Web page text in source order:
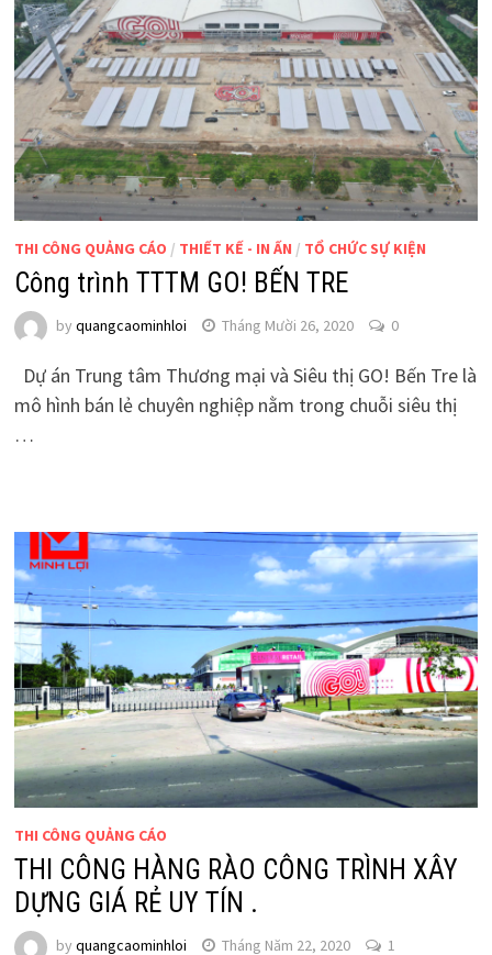
THI CÔNG QUẢNG CÁO / THIẾT KẾ - IN ẤN / TỔ CHỨC SỰ KIỆN
Công trình TTTM GO! BẾN TRE
by quangcaominhloi Tháng Mười 26, 2020 0
Dự án Trung tâm Thương mại và Siêu thị GO! Bến Tre là
mô hình bán lẻ chuyên nghiệp nằm trong chuỗi siêu thị
…
THI CÔNG QUẢNG CÁO
THI CÔNG HÀNG RÀO CÔNG TRÌNH XÂY
DỰNG GIÁ RẺ UY TÍN .
by quangcaominhloi Tháng Năm 22, 2020 1